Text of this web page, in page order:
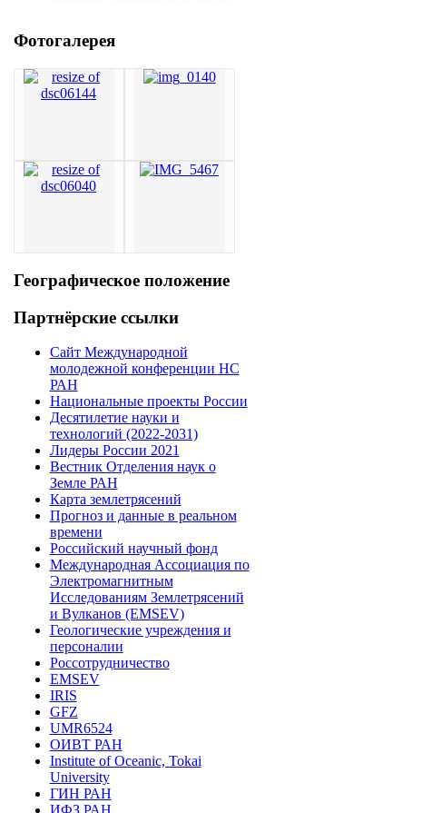
Фотогалерея
Географическоеположение
Партнёрскиессылки
Сайт Международной
молодежной конференции НС
РАН
Национальные проекты России
Десятилетие науки и
технологий (2022-2031)
Лидеры России 2021
Вестник Отделения наук о
Земле РАН
Карта землетрясений
Прогноз и данные в реальном
времени
Российский научный фонд
Международная Ассоциация по
Электромагнитным
Исследованиям Землетрясений
и Вулканов (EMSEV)
Геологические учреждения и
персоналии
Россотрудничество
EMSEV
IRIS
GFZ
UMR6524
ОИВТ РАН
Institute of Oceanic, Tokai
University
ГИН РАН